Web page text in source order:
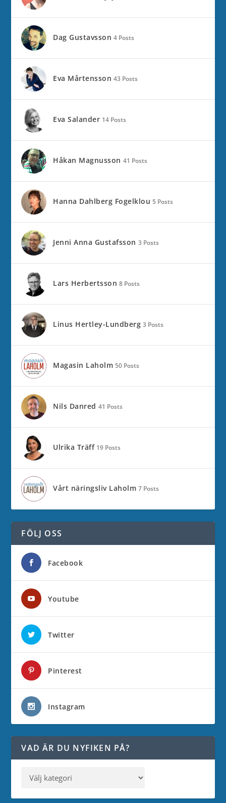
Dag Gustavsson 4 Posts
Eva Mårtensson 43 Posts
Eva Salander 14 Posts
Håkan Magnusson 41 Posts
Hanna Dahlberg Fogelklou 5 Posts
Jenni Anna Gustafsson 3 Posts
Lars Herbertsson 8 Posts
Linus Hertley-Lundberg 3 Posts
Magasin Laholm 50 Posts
Nils Danred 41 Posts
Ulrika Träff 19 Posts
Vårt näringsliv Laholm 7 Posts
FÖLJ OSS
Facebook
Youtube
Twitter
Pinterest
Instagram
VAD ÄR DU NYFIKEN PÅ?